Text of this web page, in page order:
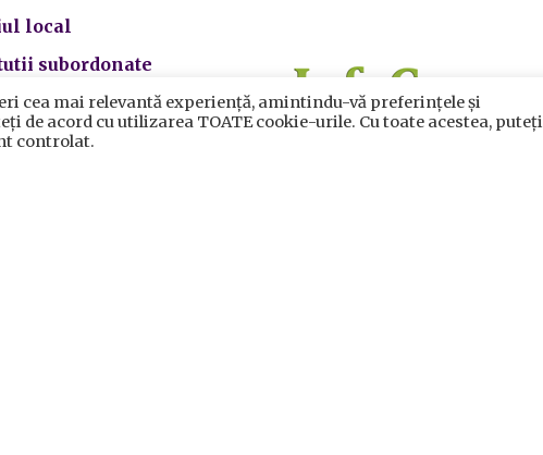
local
subordonate
cea mai relevantă experiență, amintindu-vă preferințele și
de acord cu utilizarea TOATE cookie-urile. Cu toate acestea, puteți
controlat.